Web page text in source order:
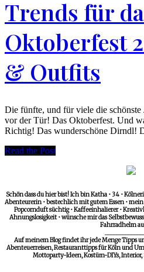
Trends für
Oktoberfest
& Outfits
Die fünfte, und für viele die schönste
vor der Tür! Das Oktoberfest. Und
Richtig! Das wunderschöne Dirndl!
Read the Post
Schön dass du hier bist! Ich bin Katha • 34 •
Abenteurerin • bestechlich mit gutem Essen •
Popcornduft süchtig • Kaffeeinhalierer •
Ahnungslosigkeit • wünsche mir das
Fahrradhelm
Auf meinem Blog findet ihr jede Menge Tipps
Abenteuerreisen, Restauranttipps für Köln und
Mottoparty-Ideen, Kostüm-DIYs,